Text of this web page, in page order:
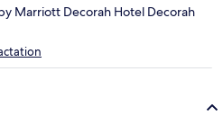
Marriott Decorah Hotel Decorah